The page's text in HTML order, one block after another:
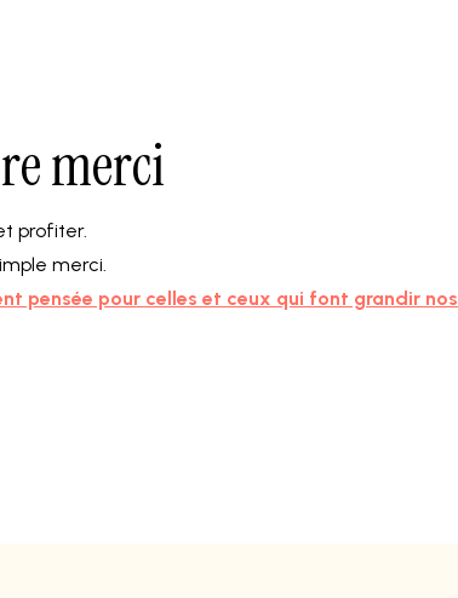
merci
profiter.
merci.
pensée pour celles et ceux qui font grandir nos